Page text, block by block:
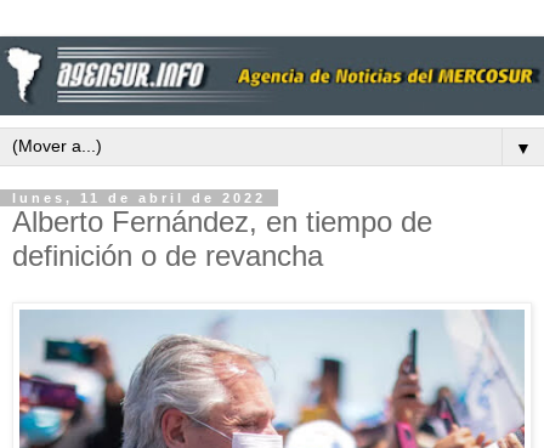
▼
lunes, 11 de abril de 2022
Alberto Fernández, en tiempo de
definición o de revancha